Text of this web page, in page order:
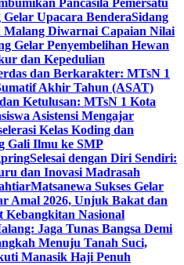
Pancasila Pemersatu
Upacara BenderaSidang
Malang Diwarnai Capaian Nilai
Gelar Penyembelihan Hewan
dan Kepedulian
dan Berkarakter: MTsN 1
Akhir Tahun (ASAT)
Ketulusan: MTsN 1 Kota
Asistensi Mengajar
Kelas Koding dan
Gali Ilmu ke SMP
Selesai dengan Diri Sendiri:
dan Inovasi Madrasah
Matsanewa Sukses Gelar
Amal 2026, Unjuk Bakat dan
Kebangkitan Nasional
Jaga Tunas Bangsa Demi
Menuju Tanah Suci,
Manasik Haji Penuh